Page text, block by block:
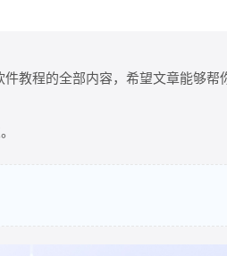
件教程的全部内容，希望文章能够帮